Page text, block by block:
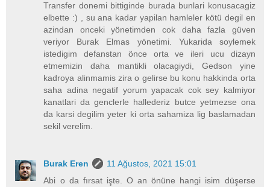
Transfer donemi bittiginde burada bunlari konusacagiz
elbette :) , su ana kadar yapilan hamleler kötü degil en
azindan onceki yönetimden cok daha fazla güven
veriyor Burak Elmas yönetimi. Yukarida soylemek
istedigim defanstan önce orta ve ileri ucu dizayn
etmemizin daha mantikli olacagiydi, Gedson yine
kadroya alinmamis zira o gelirse bu konu hakkinda orta
saha adina negatif yorum yapacak cok sey kalmiyor
kanatlari da genclerle hallederiz butce yetmezse ona
da karsi degilim yeter ki orta sahamiza lig baslamadan
sekil verelim.
Burak Eren
11 Ağustos, 2021 15:01
Abi o da fırsat işte. O an önüne hangi isim düşerse